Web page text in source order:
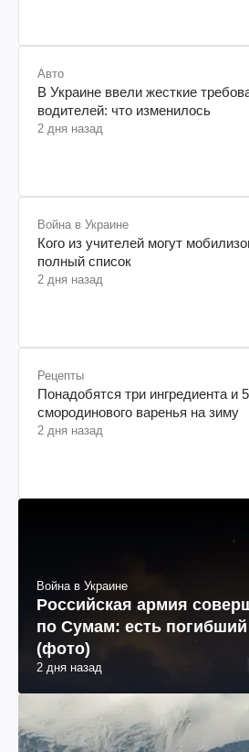
Авто
В Украине ввели жесткие
водителей: что изменилось
2 дня назад
Война в Украине
Кого из учителей могут
полный список
2 дня назад
Рецепты
Понадобятся три ингредиента и
смородинового варенья на зиму
2 дня назад
Война в Украине
Российская армия
по Сумам: есть
(фото)
2 дня назад